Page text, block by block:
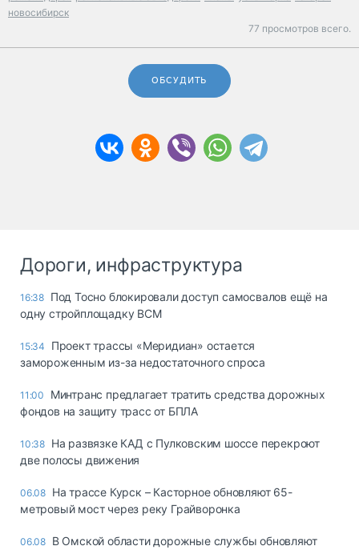
новосибирск
77 просмотров всего.
ОБСУДИТЬ
Дороги, инфраструктура
16:38 Под Тосно блокировали доступ самосвалов ещё на
одну стройплощадку ВСМ
15:34
Проект трассы «Меридиан» остается
замороженным из-за недостаточного спроса
11:00
Минтранс предлагает тратить средства дорожных
фондов на защиту трасс от БПЛА
10:38 На развязке КАД с Пулковским шоссе перекроют
две полосы движения
06.08 На трассе Курск – Касторное обновляют 65-
метровый мост через реку Грайворонка
06.08 В Омской области дорожные службы обновляют